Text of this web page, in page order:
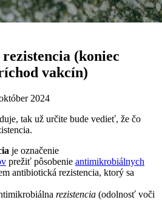
(koniec
vakcín)
2024
tak už určite bude vedieť, že čo
je označenie
prežiť pôsobenie antimikrobiálnych
antibiotická rezistencia, ktorý sa
rezistencia (odolnosť voči